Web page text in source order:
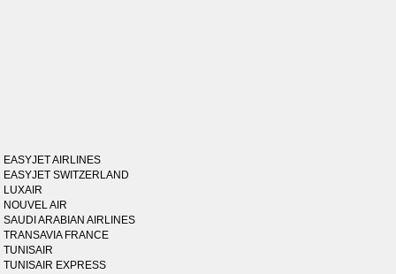
EASYJET AIRLINES
EASYJET SWITZERLAND
LUXAIR
NOUVEL AIR
SAUDI ARABIAN AIRLINES
TRANSAVIA FRANCE
TUNISAIR
TUNISAIR EXPRESS